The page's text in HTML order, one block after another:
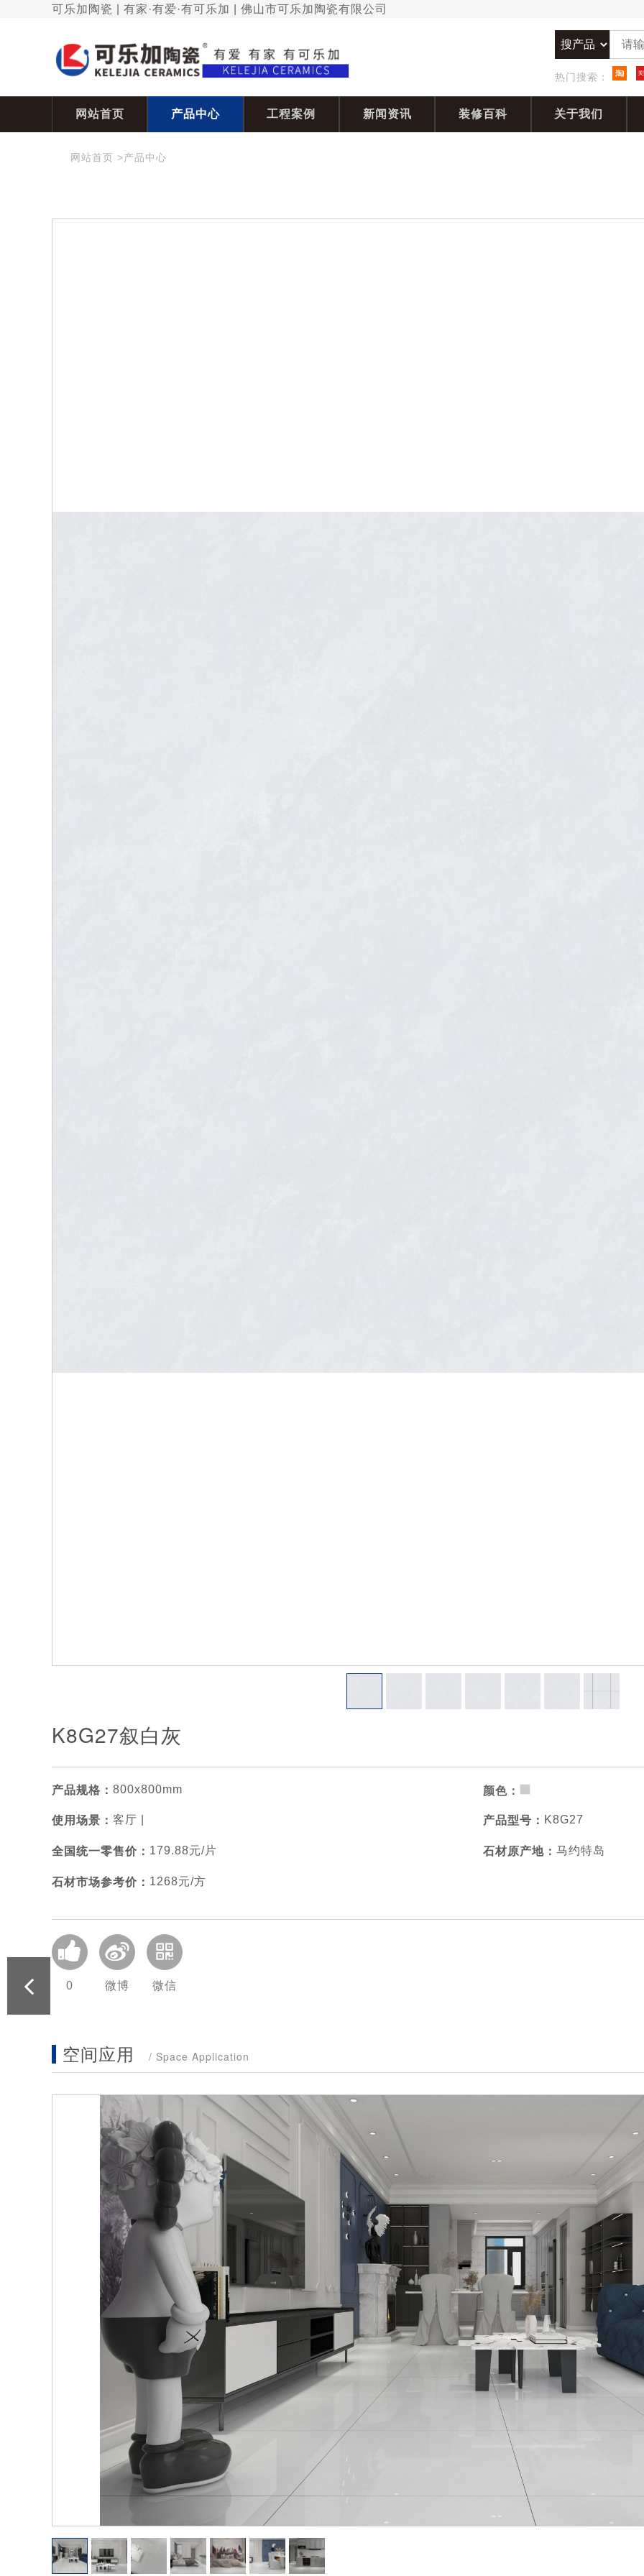
可乐加陶瓷 | 有家·有爱·有可乐加 | 佛山市可乐加陶瓷有限公司
热门搜索：
网站首页 产品中心 工程案例 新闻资讯 装修百科 关于我们
网站首页 >产品中心
K8G27叙白灰
K8G27叙白灰
产品规格： 800x800mm 颜色：
使用场景： 客厅 | 产品型号： K8G27
全国统一零售价： 179.88元/片 石材原产地： 马约特岛
石材市场参考价： 1268元/方
0 微博 微信
空间应用 / Space Application